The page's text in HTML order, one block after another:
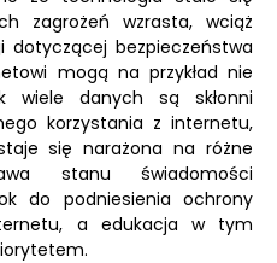
zagrożeń wzrasta, wciąż
dotyczącej bezpieczeństwa
mogą na przykład nie
wiele danych są skłonni
korzystania z internetu,
się narażona na różne
stanu świadomości
do podniesienia ochrony
a edukacja w tym